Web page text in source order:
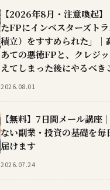
【2026年8月・注意喚起
たFPにインベスターズト
積立）をすすめられた」｜
あての悪徳FPと、クレジ
えてしまった後にやるべき
2026.08.01
【無料】7日間メール講座
ない副業・投資の基礎を毎
届けます
2026.07.24